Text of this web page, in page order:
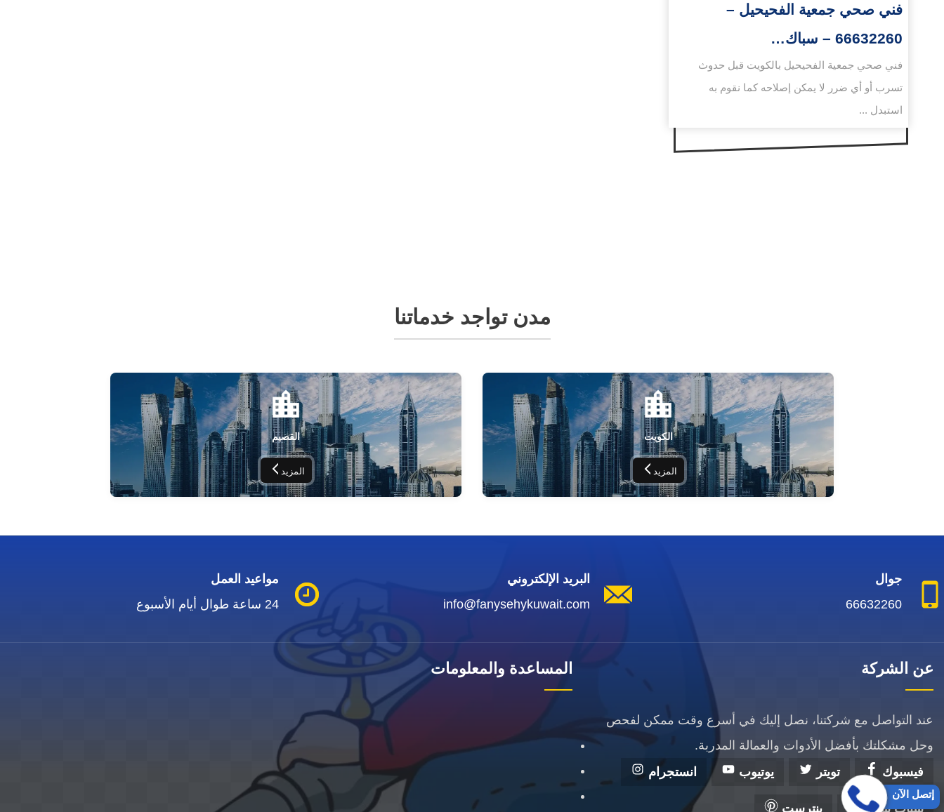
فني صحي جمعية الفحيحيل –
66632260 – سباك…
فني صحي جمعية الفحيحيل بالكويت قبل حدوث
تسرب أو أي ضرر لا يمكن إصلاحه كما نقوم به
استبدل ...
مدن تواجد خدماتنا
الكويت
المزيد
القصيم
المزيد
جوال
66632260
البريد الإلكتروني
info@fanysehykuwait.com
مواعيد العمل
24 ساعة طوال أيام الأسبوع
عن الشركة
عند التواصل مع شركتنا، نصل إليك في أسرع وقت ممكن لفحص
وحل مشكلتك بأفضل الأدوات والعمالة المدربة.
فيسبوك
تويتر يوتيوب انستجرام
سناب شات بنترست
المساعدة والمعلومات
إتصل الآن